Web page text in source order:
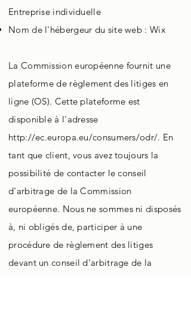
Entreprise individuelle
Nom de l'hébergeur du site web : Wix
La Commission européenne fournit une
plateforme de règlement des litiges en
ligne (OS). Cette plateforme est
disponible à l'adresse
http://ec.europa.eu/consumers/odr/. En
tant que client, vous avez toujours la
possibilité de contacter le conseil
d'arbitrage de la Commission
européenne. Nous ne sommes ni disposés
à, ni obligés de, participer à une
procédure de règlement des litiges
devant un conseil d'arbitrage de la